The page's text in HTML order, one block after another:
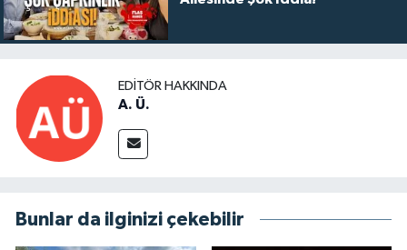
EDITÖR HAKKINDA
A. Ü.
Bunlar da ilginizi çekebilir